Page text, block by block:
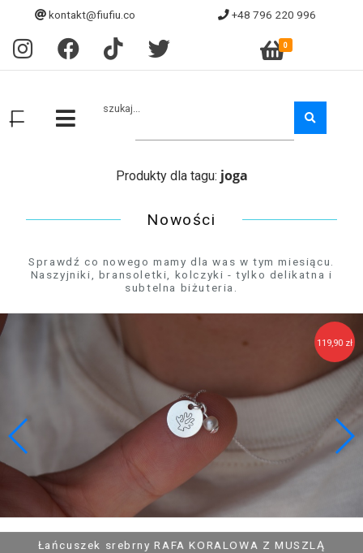
kontakt@fiufiu.co +48 796 220 996
0
szukaj...
Produkty dla tagu: joga
Nowości
Sprawdź co nowego mamy dla was w tym miesiącu.
Naszyjniki, bransoletki, kolczyki - tylko delikatna i
subtelna biżuteria.
Bransoletka srebrna CAMPING, NAMIOT, BIWAK, HAMAKŁańcuszek srebrny RAFA KORALOWA Z MUSZLĄ
119,90 zł
Łańcuszek srebrny PŁETWA OBRYS
Pierścionek srebrny MUSZLE